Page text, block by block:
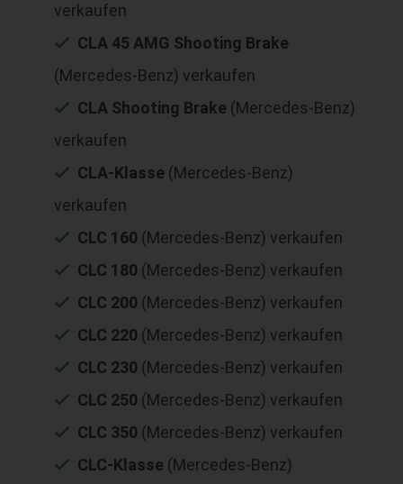
verkaufen
CLA 45 AMG Shooting Brake
(Mercedes-Benz) verkaufen
CLA Shooting Brake (Mercedes-Benz)
verkaufen
CLA-Klasse (Mercedes-Benz)
verkaufen
CLC 160 (Mercedes-Benz) verkaufen
CLC 180 (Mercedes-Benz) verkaufen
CLC 200 (Mercedes-Benz) verkaufen
CLC 220 (Mercedes-Benz) verkaufen
CLC 230 (Mercedes-Benz) verkaufen
CLC 250 (Mercedes-Benz) verkaufen
CLC 350 (Mercedes-Benz) verkaufen
CLC-Klasse (Mercedes-Benz)